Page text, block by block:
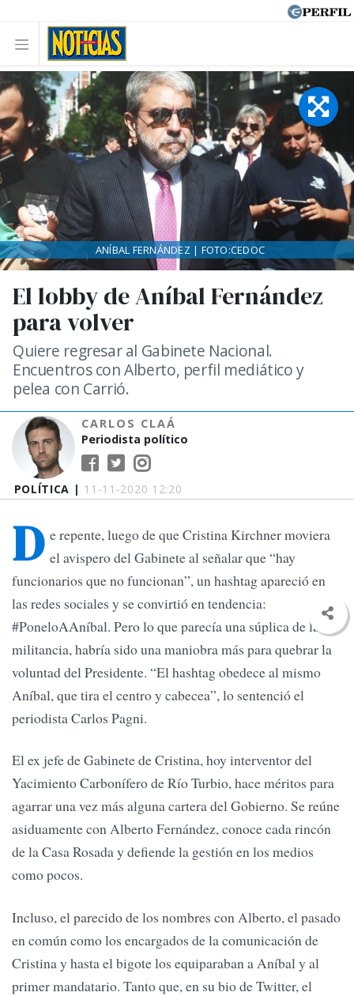
POLÍTICA | 11-11-2020 12:20
El lobby de Aníbal Fernández
para volver
Quiere regresar al Gabinete Nacional.
Encuentros con Alberto, perfil mediático y
pelea con Carrió.
CARLOS CLAÁ
Periodista político
ANÍBAL FERNÁNDEZ | FOTO:CEDOC
D e repente, luego de que Cristina Kirchner moviera
el avispero del Gabinete al señalar que “hay
funcionarios que no funcionan”, un hashtag apareció en
las redes sociales y se convirtió en tendencia:
#PoneloAAníbal. Pero lo que parecía una súplica de la
militancia, habría sido una maniobra más para quebrar la
voluntad del Presidente. “El hashtag obedece al mismo
Aníbal, que tira el centro y cabecea”, lo sentenció el
periodista Carlos Pagni.
El ex jefe de Gabinete de Cristina, hoy interventor del
Yacimiento Carbonífero de Río Turbio, hace méritos para
agarrar una vez más alguna cartera del Gobierno. Se reúne
asiduamente con Alberto Fernández, conoce cada rincón
de la Casa Rosada y defiende la gestión en los medios
como pocos.
Incluso, el parecido de los nombres con Alberto, el pasado
en común como los encargados de la comunicación de
Cristina y hasta el bigote los equiparaban a Aníbal y al
primer mandatario. Tanto que, en su bio de Twitter, el